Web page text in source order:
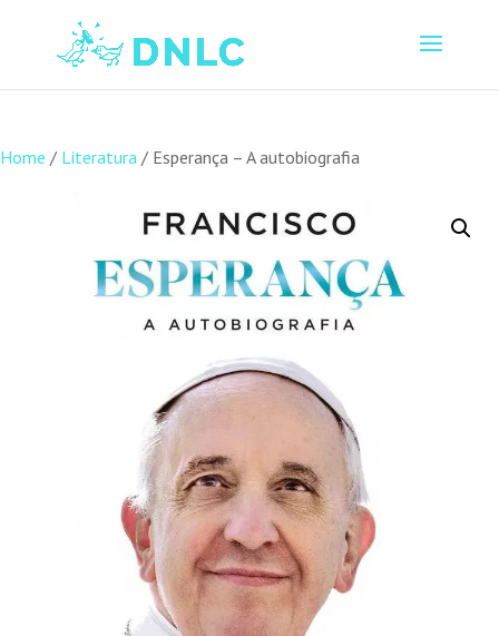
Home / Literatura / Esperança – A autobiografia